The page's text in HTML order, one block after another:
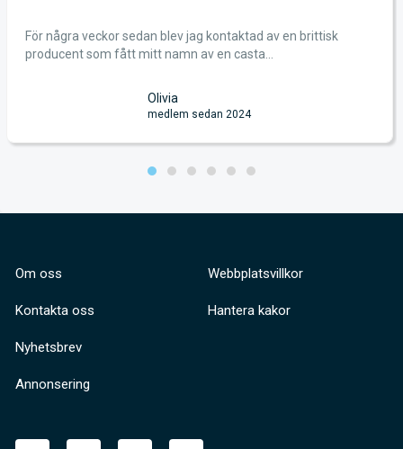
För några veckor sedan blev jag kontaktad av en brittisk
producent som fått mitt namn av en casta...
Olivia
medlem sedan 2024
Om oss
Kontakta oss
Nyhetsbrev
Annonsering
Webbplatsvillkor
Hantera kakor